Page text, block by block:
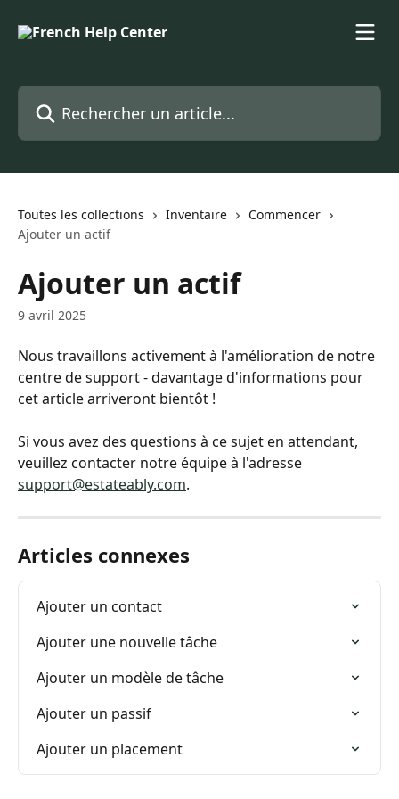
Rechercher un article...
Toutes les collections Inventaire
Commencer
Ajouter un actif
Ajouter un actif
9 avril 2025
Nous travaillons activement à l'amélioration de notre
centre de support - davantage d'informations pour
cet article arriveront bientôt !
Si vous avez des questions à ce sujet en attendant,
veuillez contacter notre équipe à l'adresse
support@estateably.com.
Articles connexes
Ajouter un contact
Ajouter une nouvelle tâche
Ajouter un modèle de tâche
Ajouter un passif
Ajouter un placement